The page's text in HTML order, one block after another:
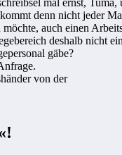
denn nicht jeder
möchte, auch einen
deshalb nicht
gäbe?
von der